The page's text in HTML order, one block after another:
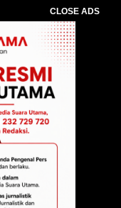
CLOSE ADS